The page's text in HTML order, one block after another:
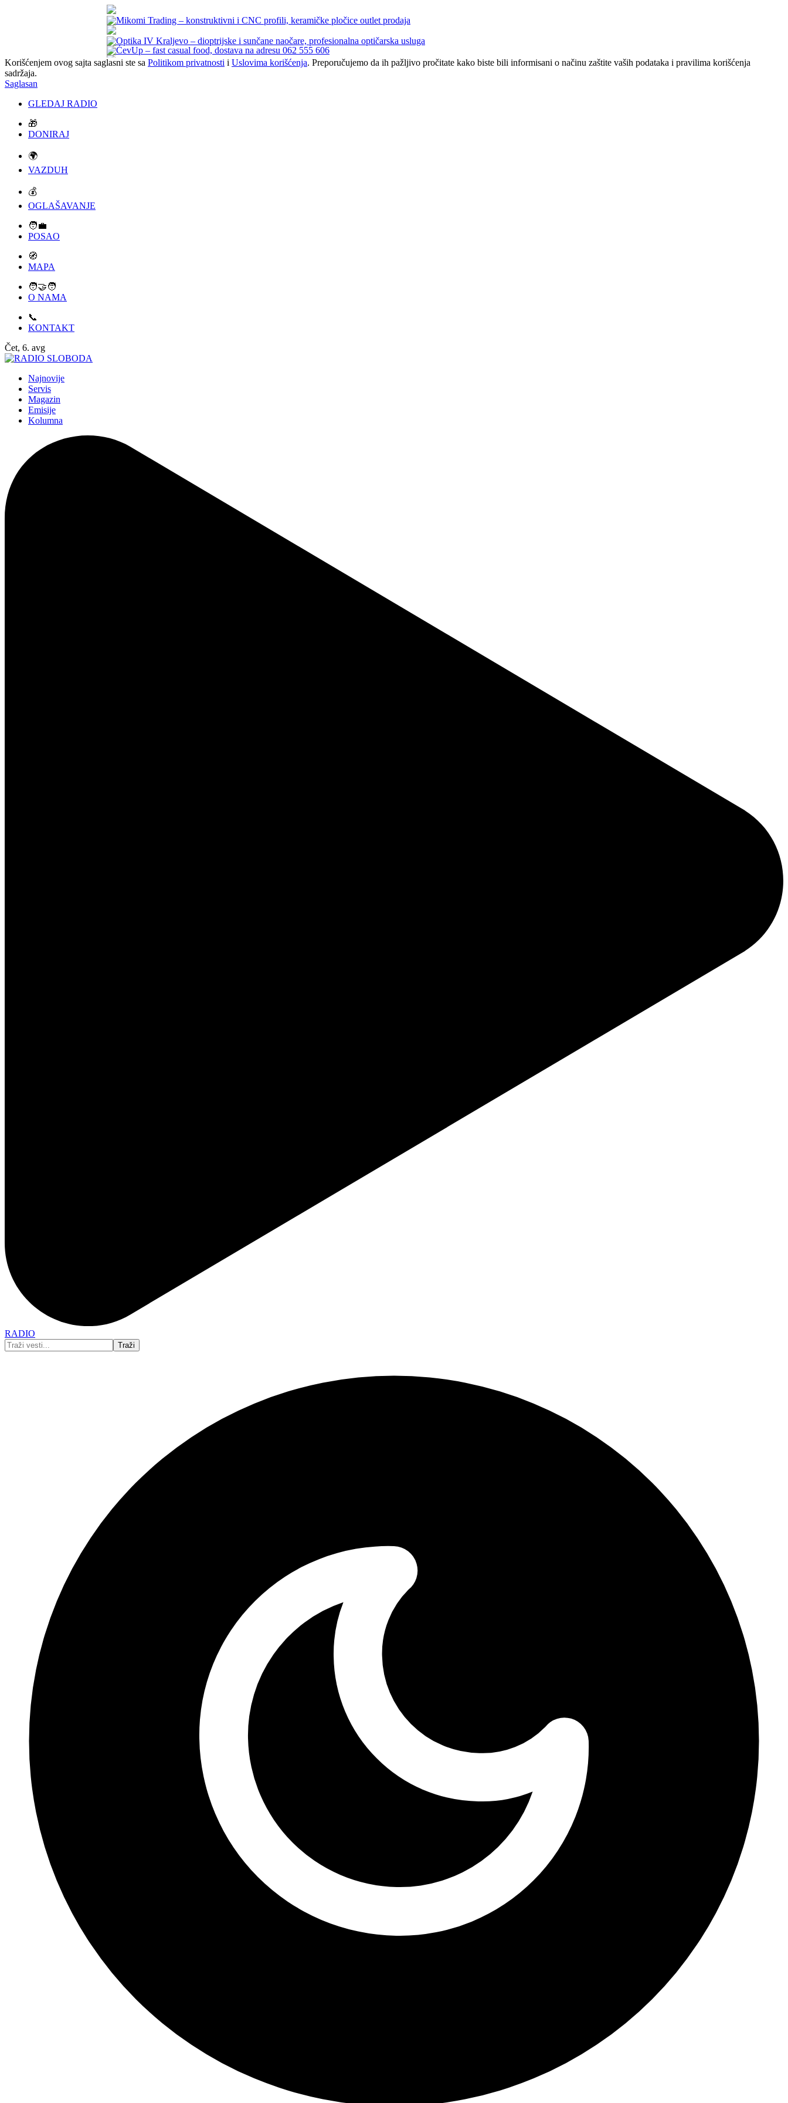
Korišćenjem ovog sajta saglasni ste sa Politikom privatnosti i Uslovima korišćenja. Preporučujemo da ih pažljivo pročitate kako biste bili informisani o načinu zaštite vaših podataka i pravilima korišćenja
sadržaja.
Saglasan
GLEDAJ RADIO
🎁
DONIRAJ
🌍
VAZDUH
💰
OGLAŠAVANJE
🧑‍💼
POSAO
🧭
MAPA
🧑‍🤝‍🧑
O NAMA
📞
KONTAKT
Čet, 6. avg
Najnovije
Servis
Magazin
Emisije
Kolumna
RADIO